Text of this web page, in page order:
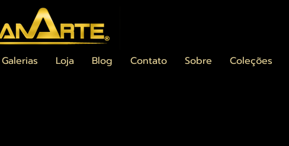
Galerias Loja Blog Contato Sobre Coleções